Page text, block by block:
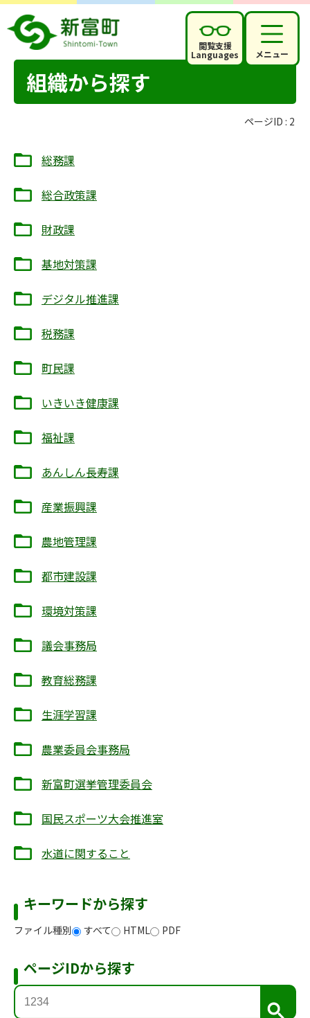
閲覧支援
Languages メニュー
組織から探す
ページID : 2
総務課
総合政策課
財政課
基地対策課
デジタル推進課
税務課
町民課
いきいき健康課
福祉課
あんしん長寿課
産業振興課
農地管理課
都市建設課
環境対策課
議会事務局
教育総務課
生涯学習課
農業委員会事務局
新富町選挙管理委員会
国民スポーツ大会推進室
水道に関すること
キーワードから探す
ファイル種別 すべて HTML PDF
ページIDから探す
検